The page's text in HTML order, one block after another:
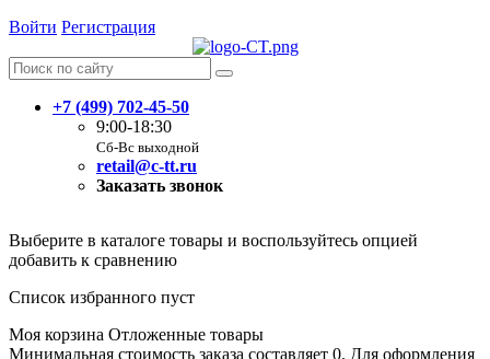
Войти Регистрация
+7 (499) 702-45-50
9:00-18:30
Сб-Вс выходной
retail@c-tt.ru
Заказать звонок
Выберите в каталоге товары и воспользуйтесь опцией
добавить к сравнению
Список избранного пуст
Моя корзина Отложенные товары
Минимальная стоимость заказа составляет 0. Для оформления